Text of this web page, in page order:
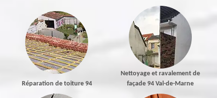
Réparation de toiture 94
Nettoyage et ravalement de
façade 94 Val-de-Marne